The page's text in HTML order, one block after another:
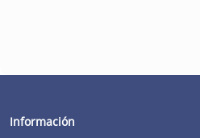
Información